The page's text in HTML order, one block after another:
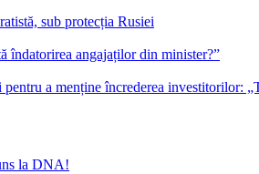
sub protecția Rusiei
îndatorirea angajaților din minister?”
a menține încrederea investitorilor:
la DNA!